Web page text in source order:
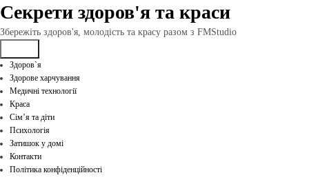
Перейти
до
вмісту
Секрети здоров'я та краси
Збережіть здоров'я, молодість та красу разом з FMStudio
Здоров`я
Здорове харчування
Медичні технології
Краса
Сім’я та діти
Психологія
Затишок у домі
Контакти
Політика конфіденційності